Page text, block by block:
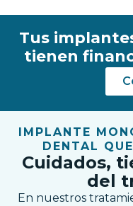
Tus
tienen
IMPLANTE
DENTAL
Cuidados,
del
En nuestros